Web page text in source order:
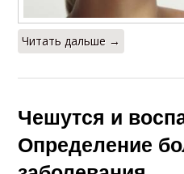
Читать дальше →
Чешутся и
Определение